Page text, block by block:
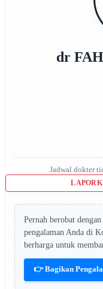
dr
Jadwal dokter
Pernah berobat dengan
pengalaman Anda di
berharga untuk
👉 Bagikan